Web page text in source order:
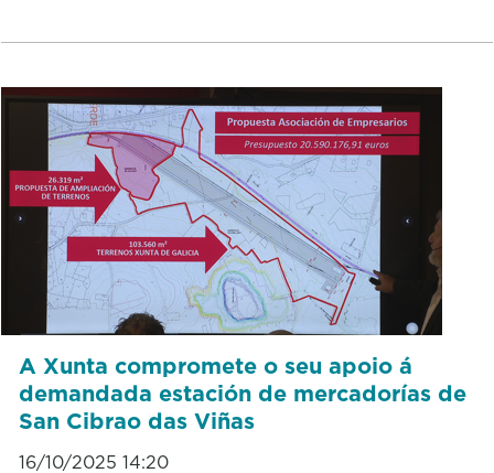
A Xunta compromete o seu apoio á
demandada estación de mercadorías de
San Cibrao das Viñas
16/10/2025 14:20